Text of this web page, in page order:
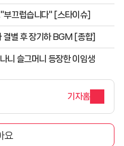
부끄럽습니다" [스타이슈]
결별 후 장기하 BGM [종합]
니 슬그머니 등장한 이임생
기자홈
요